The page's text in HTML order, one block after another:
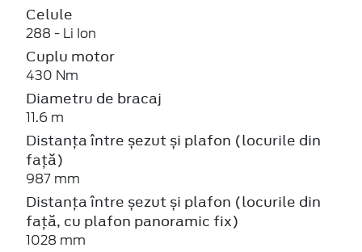
Celule
288 - Li Ion
Cuplu motor
430 Nm
Diametru de bracaj
11.6 m
Distanța între șezut și plafon (locurile din
față)
987 mm
Distanța între șezut și plafon (locurile din
față, cu plafon panoramic fix)
1028 mm